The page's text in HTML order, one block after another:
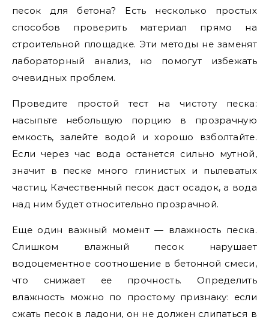
песок для бетона? Есть несколько простых
способов проверить материал прямо на
строительной площадке. Эти методы не заменят
лабораторный анализ, но помогут избежать
очевидных проблем.
Проведите простой тест на чистоту песка:
насыпьте небольшую порцию в прозрачную
емкость, залейте водой и хорошо взболтайте.
Если через час вода останется сильно мутной,
значит в песке много глинистых и пылеватых
частиц. Качественный песок даст осадок, а вода
над ним будет относительно прозрачной.
Еще один важный момент — влажность песка.
Слишком влажный песок нарушает
водоцементное соотношение в бетонной смеси,
что снижает ее прочность. Определить
влажность можно по простому признаку: если
сжать песок в ладони, он не должен слипаться в